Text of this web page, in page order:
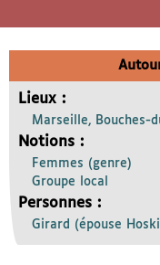
Lieux :
Marseille, Bouches-
Notions :
Femmes (genre)
Groupe local
Personnes :
Girard (épouse